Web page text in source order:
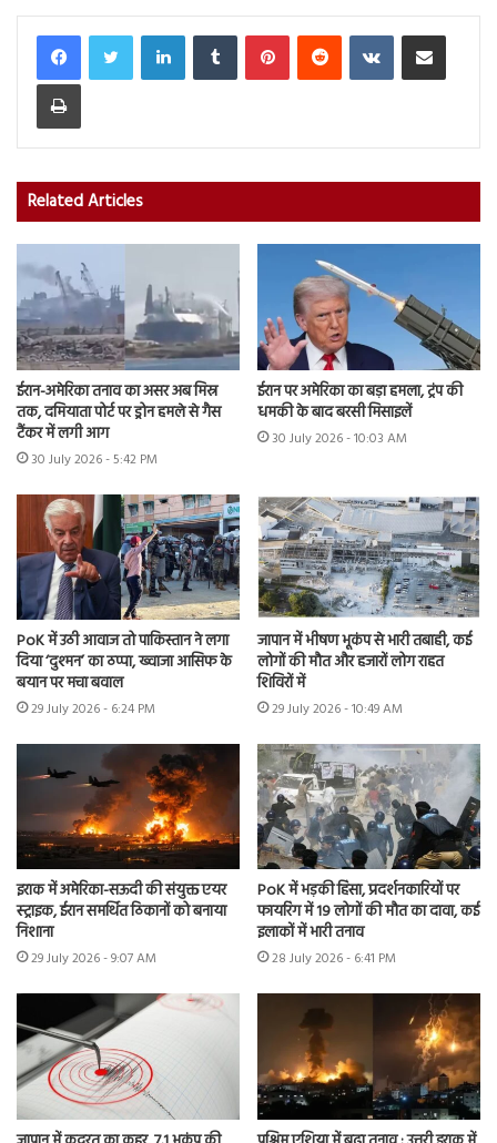
LinkedInTumblr PinterestReddit VKontakteShare via Email
Print
Related Articles
ईरान-अमेरिका तनाव का असर अब मिस्र
तक, दमियाता पोर्ट पर ड्रोन हमले से गैस
टैंकर में लगी आग
30 July 2026 - 5:42 PM
ईरान पर अमेरिका का बड़ा हमला, ट्रंप की
धमकी के बाद बरसी मिसाइलें
30 July 2026 - 10:03 AM
PoK में उठी आवाज तो पाकिस्तान ने लगा
दिया ‘दुश्मन’ का ठप्पा, ख्वाजा आसिफ के
बयान पर मचा बवाल
29 July 2026 - 6:24 PM
जापान में भीषण भूकंप से भारी तबाही, कई
लोगों की मौत और हजारों लोग राहत
शिविरों में
29 July 2026 - 10:49 AM
इराक में अमेरिका-सऊदी की संयुक्त एयर
स्ट्राइक, ईरान समर्थित ठिकानों को बनाया
निशाना
29 July 2026 - 9:07 AM
PoK में भड़की हिंसा, प्रदर्शनकारियों पर
फायरिंग में 19 लोगों की मौत का दावा, कई
इलाकों में भारी तनाव
28 July 2026 - 6:41 PM